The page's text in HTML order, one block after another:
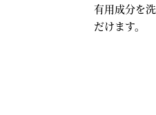
有用成分を
だけます。